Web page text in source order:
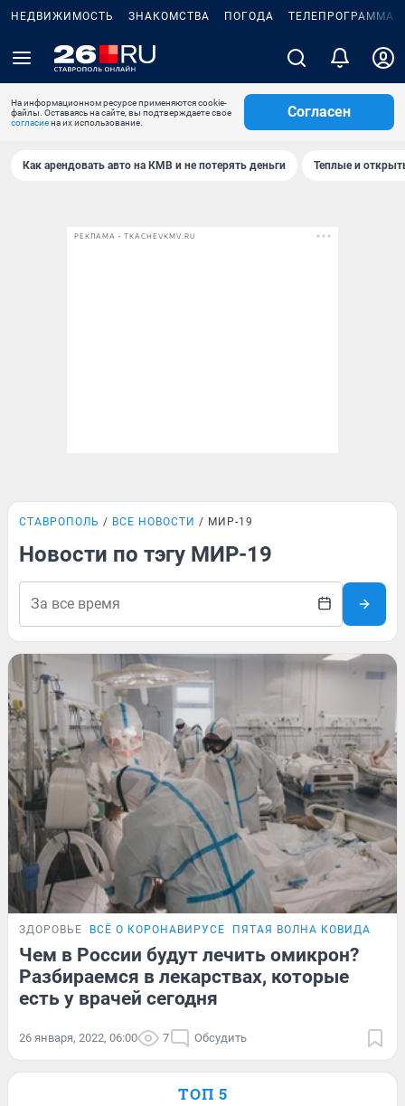
НЕДВИЖИМОСТЬ ЗНАКОМСТВА ПОГОДА ТЕЛЕПРОГРАММА
На информационном ресурсе применяются cookie-
файлы. Оставаясь на сайте, вы подтверждаете свое
согласиена их использование.
Согласен
Как арендовать авто на КМВ и не потерять деньги Теплые и
РЕКЛАМА • TKACHEVKMV.RU
СТАВРОПОЛЬ ВСЕ НОВОСТИ МИР-19
Новости по тэгу МИР-19
ЗДОРОВЬЕ ВСЁ О КОРОНАВИРУСЕ ПЯТАЯ ВОЛНА КОВИДА
Чем в России будут лечить омикрон?
Разбираемся в лекарствах, которые
есть у врачей сегодня
26 января, 2022, 06:00 7 Обсудить
ТОП 5